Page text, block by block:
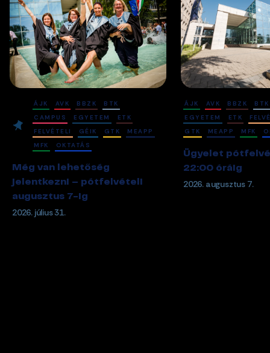
ÁJK AVK BBZK
BTK
CAMPUS
EGYETEM
ETK
FELVÉTELI
GÉIK GTK
MEAPP
MFK
OKTATÁS
Még van lehetőség
jelentkezni – pótfelvételi
augusztus 7-ig
2026. július 31.
ÁJK AVK BBZK
BTK
EGYETEM
ETK
GTK
MEAPP MFK
Ügyelet
22:00 óráig
2026. augusztus 7.